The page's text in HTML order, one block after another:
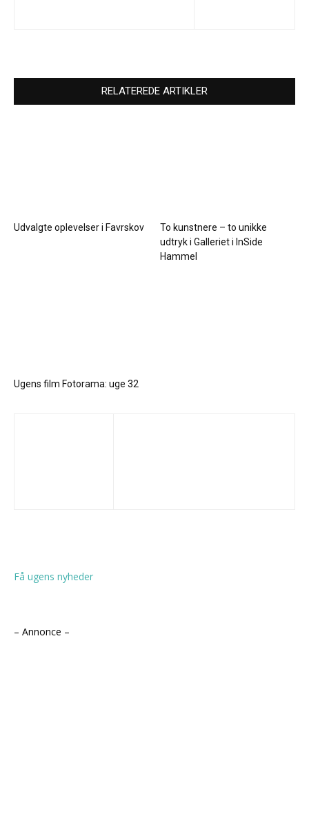
RELATEREDE ARTIKLER
Udvalgte oplevelser i Favrskov
To kunstnere – to unikke
udtryk i Galleriet i InSide
Hammel
Ugens film Fotorama: uge 32
Få ugens nyheder
– Annonce –